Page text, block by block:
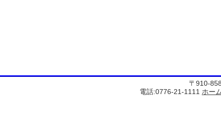
〒910-
電話:0776-21-1111 ホー